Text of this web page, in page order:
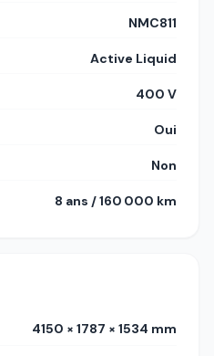
NMC811
Active Liquid
400 V
Oui
Non
8 ans / 160 000 km
4150 × 1787 × 1534 mm